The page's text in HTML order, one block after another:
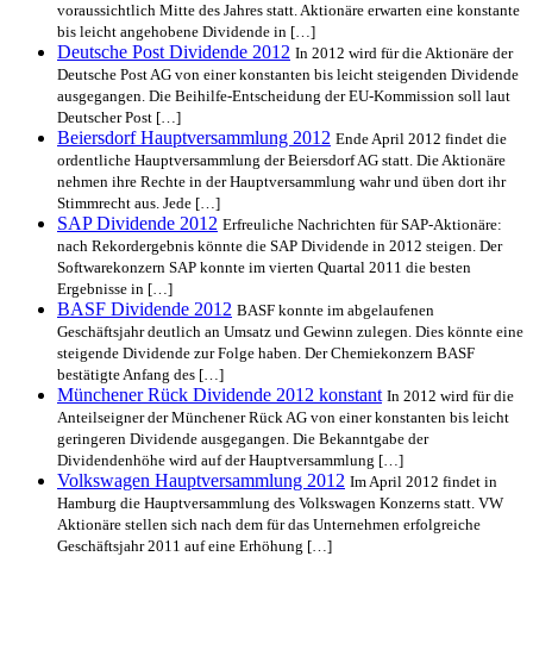
voraussichtlich Mitte des Jahres statt. Aktionäre erwarten eine konstante
bis leicht angehobene Dividende in […]
Deutsche Post Dividende 2012 In 2012 wird für die Aktionäre der
Deutsche Post AG von einer konstanten bis leicht steigenden Dividende
ausgegangen. Die Beihilfe-Entscheidung der EU-Kommission soll laut
Deutscher Post […]
Beiersdorf Hauptversammlung 2012 Ende April 2012 findet die
ordentliche Hauptversammlung der Beiersdorf AG statt. Die Aktionäre
nehmen ihre Rechte in der Hauptversammlung wahr und üben dort ihr
Stimmrecht aus. Jede […]
SAP Dividende 2012 Erfreuliche Nachrichten für SAP-Aktionäre:
nach Rekordergebnis könnte die SAP Dividende in 2012 steigen. Der
Softwarekonzern SAP konnte im vierten Quartal 2011 die besten
Ergebnisse in […]
BASF Dividende 2012 BASF konnte im abgelaufenen
Geschäftsjahr deutlich an Umsatz und Gewinn zulegen. Dies könnte eine
steigende Dividende zur Folge haben. Der Chemiekonzern BASF
bestätigte Anfang des […]
Münchener Rück Dividende 2012 konstant In 2012 wird für die
Anteilseigner der Münchener Rück AG von einer konstanten bis leicht
geringeren Dividende ausgegangen. Die Bekanntgabe der
Dividendenhöhe wird auf der Hauptversammlung […]
Volkswagen Hauptversammlung 2012 Im April 2012 findet in
Hamburg die Hauptversammlung des Volkswagen Konzerns statt. VW
Aktionäre stellen sich nach dem für das Unternehmen erfolgreiche
Geschäftsjahr 2011 auf eine Erhöhung […]